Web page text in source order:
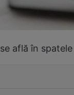
află în spatele